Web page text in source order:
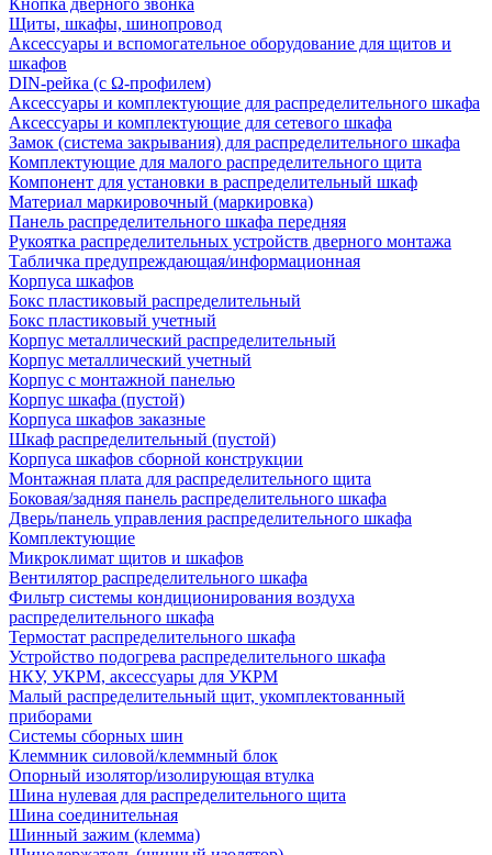
Кнопка дверного звонка
Щиты, шкафы, шинопровод
Аксессуары и вспомогательное оборудование для щитов и
шкафов
DIN-рейка (с Ω-профилем)
Аксессуары и комплектующие для распределительного шкафа
Аксессуары и комплектующие для сетевого шкафа
Замок (система закрывания) для распределительного шкафа
Комплектующие для малого распределительного щита
Компонент для установки в распределительный шкаф
Материал маркировочный (маркировка)
Панель распределительного шкафа передняя
Рукоятка распределительных устройств дверного монтажа
Табличка предупреждающая/информационная
Корпуса шкафов
Бокс пластиковый распределительный
Бокс пластиковый учетный
Корпус металлический распределительный
Корпус металлический учетный
Корпус с монтажной панелью
Корпус шкафа (пустой)
Корпуса шкафов заказные
Шкаф распределительный (пустой)
Корпуса шкафов сборной конструкции
Монтажная плата для распределительного щита
Боковая/задняя панель распределительного шкафа
Дверь/панель управления распределительного шкафа
Комплектующие
Микроклимат щитов и шкафов
Вентилятор распределительного шкафа
Фильтр системы кондиционирования воздуха
распределительного шкафа
Термостат распределительного шкафа
Устройство подогрева распределительного шкафа
НКУ, УКРМ, аксессуары для УКРМ
Малый распределительный щит, укомплектованный
приборами
Системы сборных шин
Клеммник силовой/клеммный блок
Опорный изолятор/изолирующая втулка
Шина нулевая для распределительного щита
Шина соединительная
Шинный зажим (клемма)